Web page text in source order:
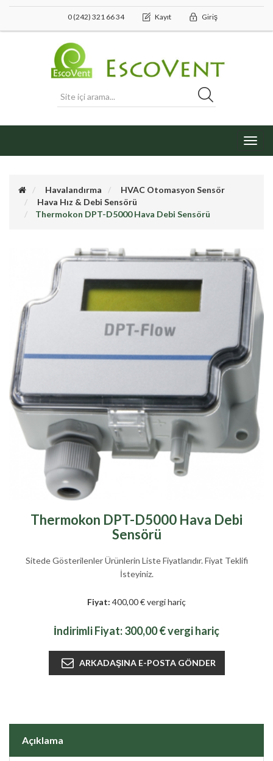
0 (242) 321 66 34 Kayıt Giriş
Havalandırma
HVAC Otomasyon Sensör
Hava Hız & Debi Sensörü
Thermokon DPT-D5000 Hava Debi Sensörü
Thermokon DPT-D5000 Hava Debi
Sensörü
Sitede Gösterilenler Ürünlerin Liste Fiyatlarıdır. Fiyat Teklifi
İsteyiniz.
Fiyat: 400,00 € vergi hariç
İndirimli Fiyat:300,00 € vergi hariç
Açıklama